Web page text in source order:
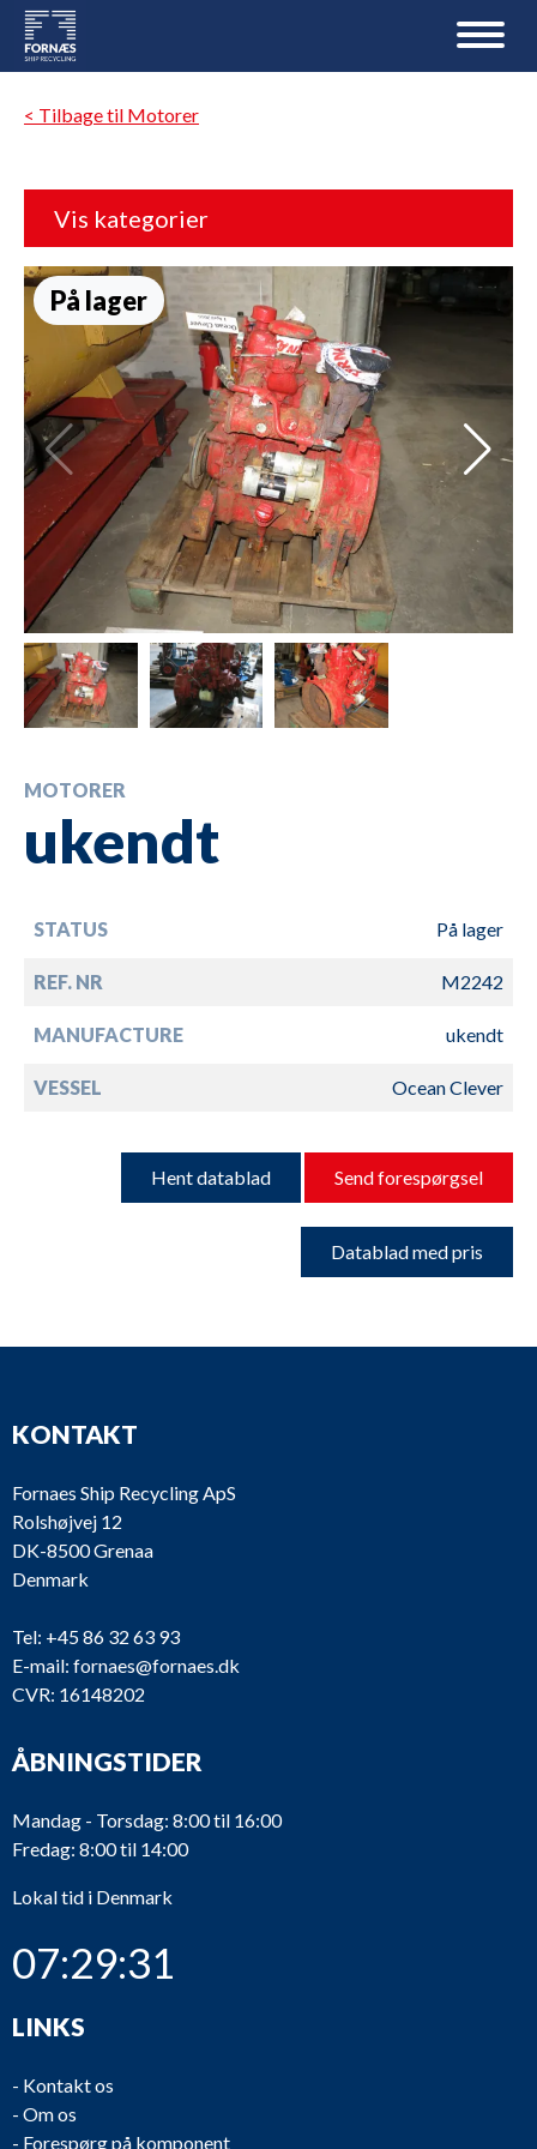
< Tilbage til Motorer
Vis kategorier
På lager
MOTORER
ukendt
STATUS På lager
REF. NR M2242
MANUFACTURE ukendt
VESSEL Ocean Clever
Hent datablad Send forespørgsel
Datablad med pris
KONTAKT
Fornaes Ship Recycling ApS
Rolshøjvej 12
DK-8500 Grenaa
Denmark
Tel: +45 86 32 63 93
E-mail: fornaes@fornaes.dk
CVR: 16148202
ÅBNINGSTIDER
Mandag - Torsdag: 8:00 til 16:00
Fredag: 8:00 til 14:00
Lokal tid i Denmark
07:29:31
LINKS
- Kontakt os
- Om os
- Forespørg på komponent